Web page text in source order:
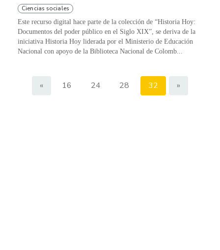
Ciencias sociales
Este recurso digital hace parte de la colección de “Historia Hoy:
Documentos del poder público en el Siglo XIX”, se deriva de la
iniciativa Historia Hoy liderada por el Ministerio de Educación
Nacional con apoyo de la Biblioteca Nacional de Colomb...
« 16 24 28 32 »